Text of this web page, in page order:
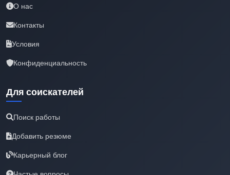
О нас
Контакты
Условия
Конфиденциальность
Для соискателей
Поиск работы
Добавить резюме
Карьерный блог